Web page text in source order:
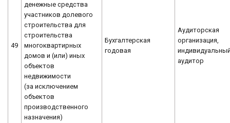
49
денежные средства
участников долевого
строительства для
строительства
многоквартирных
домов и (или) иных
объектов
недвижимости
(за исключением
объектов
производственного
назначения)
Бухгалтерская
годовая
Аудиторская
организация,
аудитор